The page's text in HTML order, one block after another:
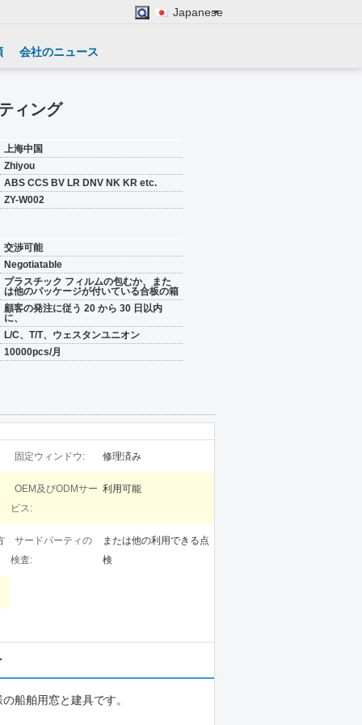
Japanese
会社のニュース
ィング
上海中国
Zhiyou
ABS CCS BV LR DNV NK KR etc.
ZY-W002
交渉可能
Negotiatable
プラスチック フィルムの包むか、また
は他のパッケージが付いている合板の箱
顧客の発注に従う 20 から 30 日以内
に、
L/C、T/T、ウェスタンユニオン
10000pcs/月
固定ウィンドウ: 修理済み
OEM及びODMサー
ビス:
利用可能
サードパーティの
検査:
または他の利用できる点
検
船舶用窓と建具です。